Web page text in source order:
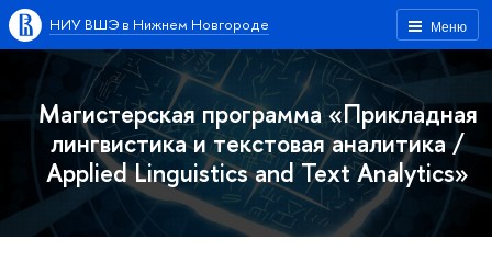
Меню
НИУ ВШЭ в Нижнем Новгороде
Магистерская программа «Прикладная
лингвистика и текстовая аналитика /
Applied Linguistics and Text Analytics»